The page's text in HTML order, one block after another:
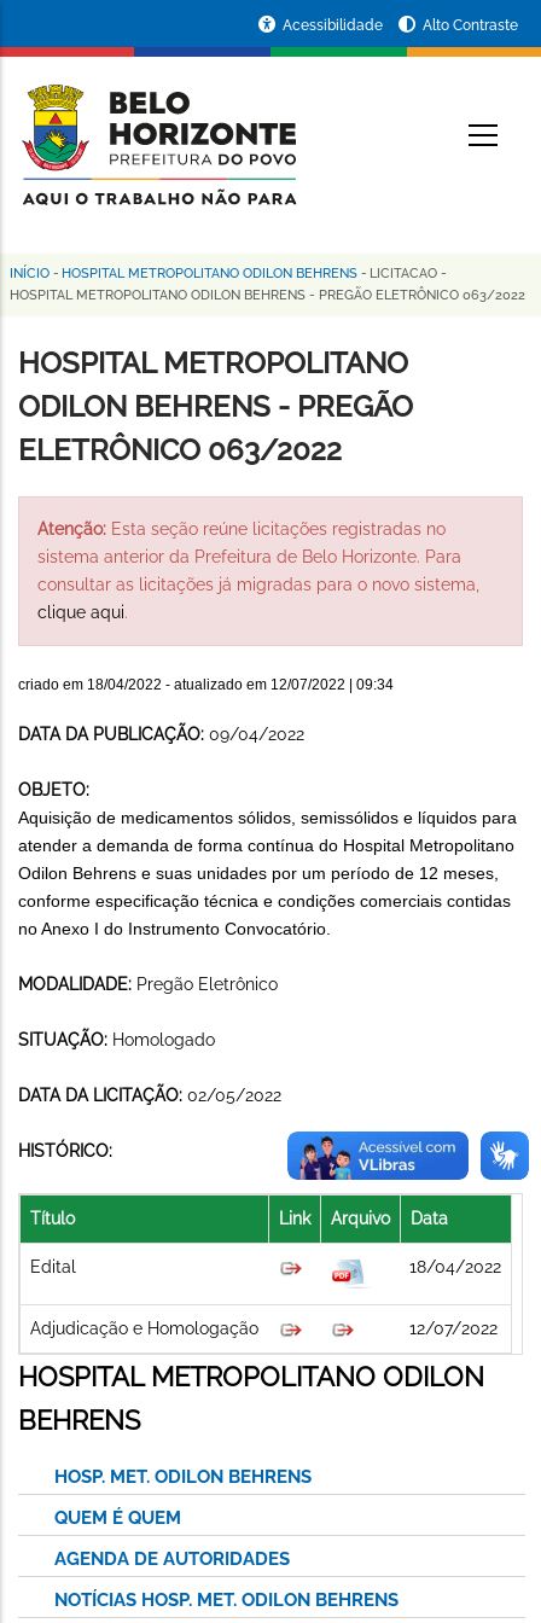
conteúdo
principal
da
Prefeitura
de
Horizonte
Acessibilidade Alto Contraste
Trilha
navegação
INÍCIO - HOSPITAL METROPOLITANO ODILON BEHRENS - LICITACAO -
HOSPITAL METROPOLITANO ODILON BEHRENS - PREGÃO ELETRÔNICO 063/2022
HOSPITAL METROPOLITANO
ODILON BEHRENS - PREGÃO
ELETRÔNICO 063/2022
Atenção: Esta seção reúne licitações registradas no
sistema anterior da Prefeitura de Belo Horizonte. Para
consultar as licitações já migradas para o novo sistema,
clique aqui.
criado em 18/04/2022 - atualizado em 12/07/2022 | 09:34
DATA DA PUBLICAÇÃO: 09/04/2022
OBJETO:
Aquisição de medicamentos sólidos, semissólidos e líquidos para
atender a demanda de forma contínua do Hospital Metropolitano
Odilon Behrens e suas unidades por um período de 12 meses,
conforme especificação técnica e condições comerciais contidas
no Anexo I do Instrumento Convocatório.
MODALIDADE: Pregão Eletrônico
SITUAÇÃO: Homologado
DATA DA LICITAÇÃO: 02/05/2022
HISTÓRICO:
Título Link Arquivo Data
Edital 18/04/2022
Adjudicação e Homologação 12/07/2022
HOSPITAL METROPOLITANO ODILON
BEHRENS
HOSP. MET. ODILON BEHRENS
QUEM É QUEM
AGENDA DE AUTORIDADES
NOTÍCIAS HOSP. MET. ODILON BEHRENS